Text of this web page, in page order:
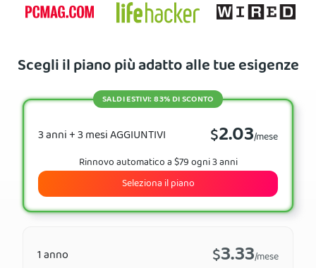
Scegli il piano più adatto alle tue esigenze
3 anni + 3 mesi AGGIUNTIVI $2.03/mese
SALDI ESTIVI: 83% DI SCONTO
Rinnovo automatico a $79 ogni 3 anni
Seleziona il piano
1 anno $3.33/mese